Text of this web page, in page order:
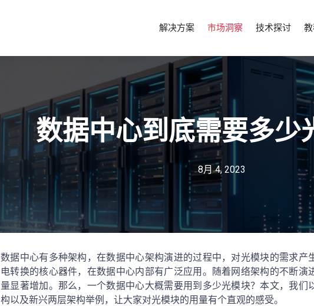
解决方案 市场洞察 技术探讨
数据中心到底需要多少
8月 4, 2023
数据中心有多种架构，在数据中心架构演进的过程中，对光模块的需求产
电转换的核心器件，在数据中心内部有广泛应用。随着网络架构的不断演
量显著增加。那么，一个数据中心大概需要用到多少光模块？本文，我们
构以及新兴两层架构举例，让大家对光模块的用量有个直观的感受。